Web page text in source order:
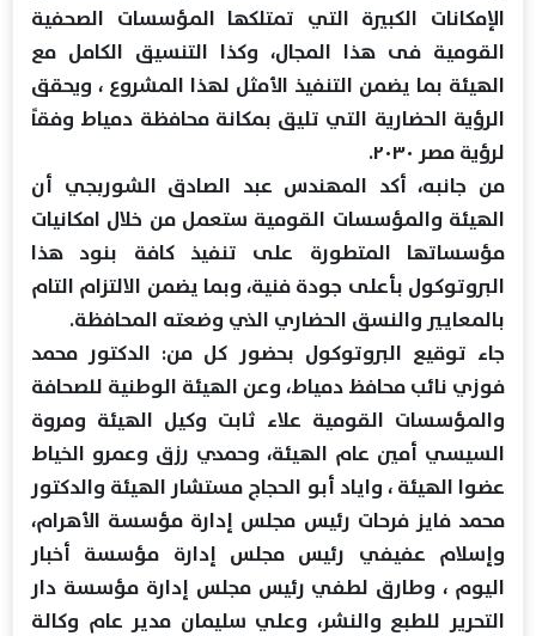
الإمكانات الكبيرة التي تمتلكها المؤسسات الصحفية
القومية فى هذا المجال، وكذا التنسيق الكامل مع
الهيئة بما يضمن التنفيذ الأمثل لهذا المشروع ، ويحقق
الرؤية الحضارية التي تليق بمكانة محافظة دمياط وفقاً
لرؤية مصر ٢٠٣٠.
من جانبه، أكد المهندس عبد الصادق الشوربجي أن
الهيئة والمؤسسات القومية ستعمل من خلال امكانيات
مؤسساتها المتطورة على تنفيذ كافة بنود هذا
البروتوكول بأعلى جودة فنية، وبما يضمن الالتزام التام
بالمعايير والنسق الحضاري الذي وضعته المحافظة.
جاء توقيع البروتوكول بحضور كل من: الدكتور محمد
فوزي نائب محافظ دمياط، وعن الهيئة الوطنية للصحافة
والمؤسسات القومية علاء ثابت وكيل الهيئة ومروة
السيسي أمين عام الهيئة، وحمدي رزق وعمرو الخياط
عضوا الهيئة ، واياد أبو الحجاج مستشار الهيئة والدكتور
محمد فايز فرحات رئيس مجلس إدارة مؤسسة الأهرام،
وإسلام عفيفي رئيس مجلس إدارة مؤسسة أخبار
اليوم ، وطارق لطفي رئيس مجلس إدارة مؤسسة دار
التحرير للطبع والنشر، وعلي سليمان مدير عام وكالة